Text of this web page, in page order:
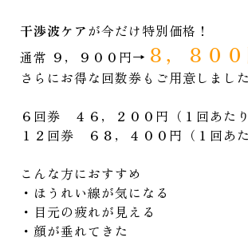
干渉波ケアが今だけ特別価格！
通常 ９，９００円→ ８，８０
さらにお得な回数券もご用意しました
６回券 ４６，２００円（１回あた
１２回券 ６８，４００円（１回あ
こんな方におすすめ
・ほうれい線が気になる
・目元の疲れが見える
・顔が垂れてきた